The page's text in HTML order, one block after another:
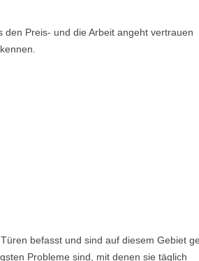
Preis- und die Arbeit angeht vertrauen
befasst und sind auf diesem Gebiet
Probleme sind, mit denen sie täglich